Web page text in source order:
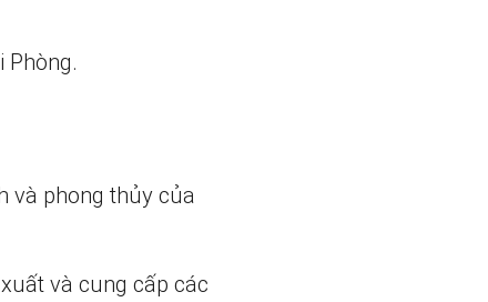
Phòng.
và phong thủy của
và cung cấp các